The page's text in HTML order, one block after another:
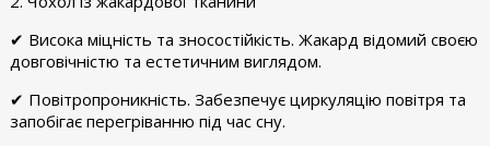
✔ Висока міцність та зносостійкість. Жакард відомий своєю
довговічністю та естетичним виглядом.
✔ Повітропроникність. Забезпечує циркуляцію повітря та
запобігає перегріванню під час сну.